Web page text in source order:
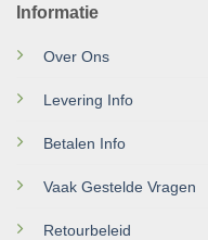
Informatie
Over Ons
Levering Info
Betalen Info
Vaak Gestelde Vragen
Retourbeleid